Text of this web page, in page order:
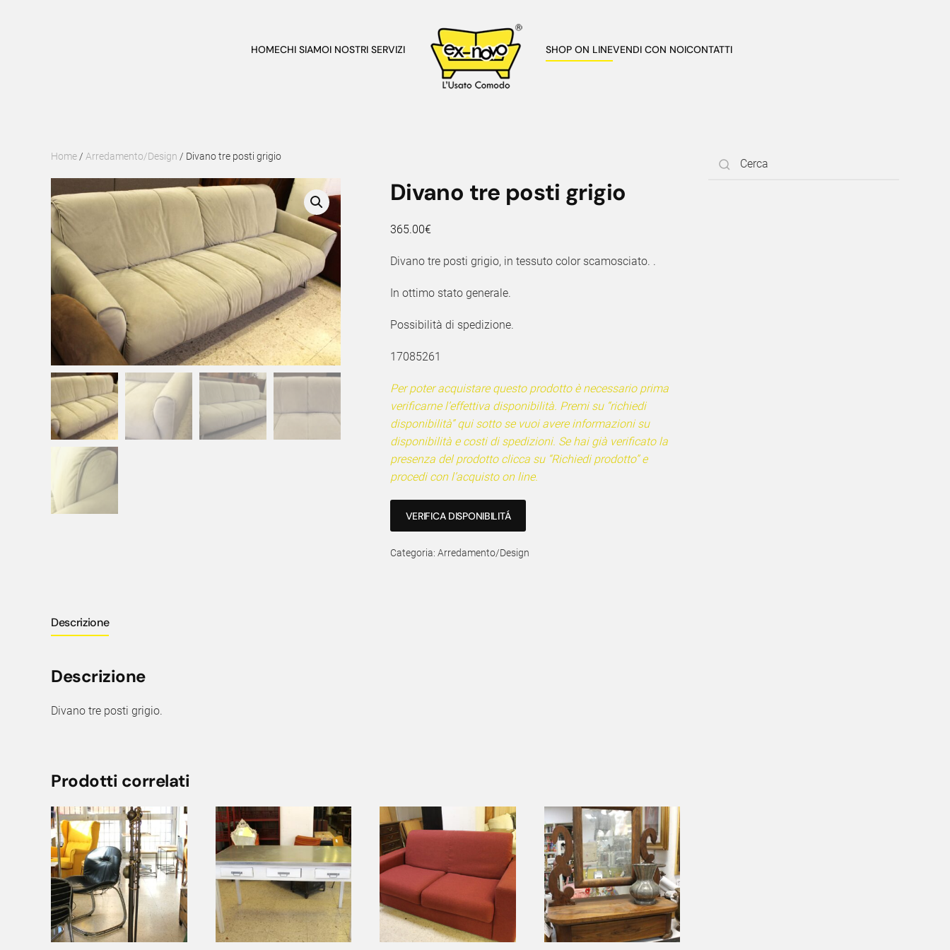
HOMECHI SIAMOI NOSTRI SERVIZI SHOP ON LINEVENDI CON NOICONTATTI
Home / Arredamento/Design / Divano tre posti grigio
Divano tre posti grigio
365.00€
Divano tre posti grigio, in tessuto color scamosciato. .
In ottimo stato generale.
Possibilità di spedizione.
17085261
Per poter acquistare questo prodotto è necessario prima
verificarne l’effettiva disponibilità. Premi su “richiedi
disponibilità” qui sotto se vuoi avere informazioni su
disponibilità e costi di spedizioni. Se hai già verificato la
presenza del prodotto clicca su “Richiedi prodotto” e
procedi con l’acquisto on line.
VERIFICA DISPONIBILITÁ
Categoria: Arredamento/Design
Descrizione
Descrizione
Divano tre posti grigio.
Prodotti correlati